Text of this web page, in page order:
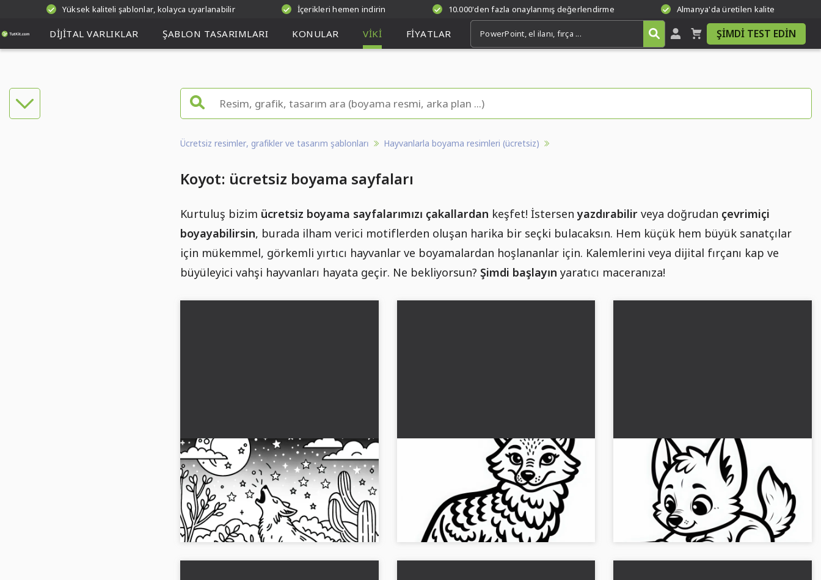
Yüksek kaliteli şablonlar, kolayca uyarlanabilir İçerikleri hemen indirin 10.000'den fazla onaylanmış değerlendirme Almanya'da üretilen kalite
DIJITAL VARLIKLAR ŞABLON TASARIMLARI KONULAR VIKI FIYATLAR ŞIMDI TEST EDIN
Ücretsiz resimler, grafikler ve tasarım şablonları Hayvanlarla boyama resimleri (ücretsiz)
Koyot: ücretsiz boyama sayfaları
Kurtuluş bizim ücretsiz boyama sayfalarımızı çakallardan keşfet! İstersenyazdırabilir veya doğrudan çevrimiçi
boyayabilirsin, burada ilham verici motiflerden oluşan harika bir seçki bulacaksın. Hem küçük hem büyük sanatçılar
için mükemmel, görkemli yırtıcı hayvanlar ve boyamalardan hoşlananlar için. Kalemlerini veya dijital fırçanı kap ve
büyüleyici vahşi hayvanları hayata geçir. Ne bekliyorsun? Şimdi başlayın yaratıcı maceranıza!
Kurt, yıldızlı gökyüzünün altında
uluyor - ücretsiz boyama sayfası
Yıldızlar altında koyunu deneyimleyin bu
ücretsiz boyama şablonu ile. Resmi şimdi
indirin!...
Ücretsiz Kojot Boyama Sayfası
Ücretsiz çakal boyama sayfanı al ve yaratıcı
boyama deneyimini yaşa. Şimdi indir!...
Kurt yavrusu bir yaprakla oynuyor -
Ücretsiz boyama sayfası
Sevimli koyukurt yavrusu ile ilham al. Ücretsiz
boyama şablonunu al ve çevrimiçi olarak
renklendir!...